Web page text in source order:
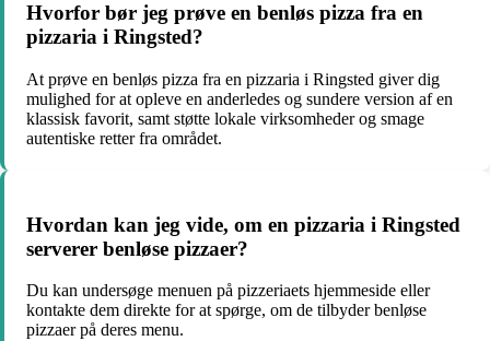
Hvorfor bør jeg prøve en benløs pizza fra en
pizzaria i Ringsted?
At prøve en benløs pizza fra en pizzaria i Ringsted giver dig
mulighed for at opleve en anderledes og sundere version af en
klassisk favorit, samt støtte lokale virksomheder og smage
autentiske retter fra området.
Hvordan kan jeg vide, om en pizzaria i Ringsted
serverer benløse pizzaer?
Du kan undersøge menuen på pizzeriaets hjemmeside eller
kontakte dem direkte for at spørge, om de tilbyder benløse
pizzaer på deres menu.